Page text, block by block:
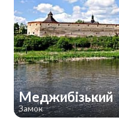
Меджибізький
Замок